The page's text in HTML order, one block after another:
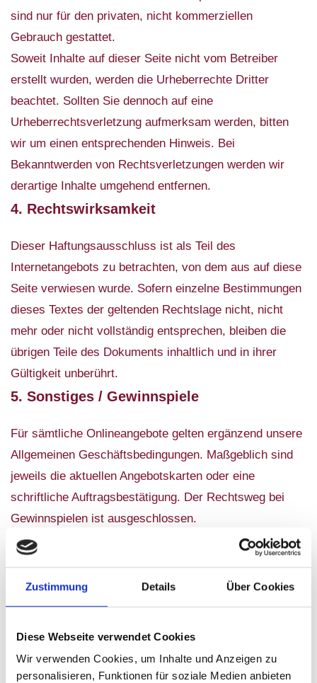
Zustimmung Details Über Cookies
Diese Webseite verwendet Cookies
Wir verwenden Cookies, um Inhalte und Anzeigen zu
personalisieren, Funktionen für soziale Medien anbieten
sind nur für den privaten, nicht kommerziellen
Gebrauch gestattet.
Soweit Inhalte auf dieser Seite nicht vom Betreiber
erstellt wurden, werden die Urheberrechte Dritter
beachtet. Sollten Sie dennoch auf eine
Urheberrechtsverletzung aufmerksam werden, bitten
wir um einen entsprechenden Hinweis. Bei
Bekanntwerden von Rechtsverletzungen werden wir
derartige Inhalte umgehend entfernen.
4. Rechtswirksamkeit
Dieser Haftungsausschluss ist als Teil des
Internetangebots zu betrachten, von dem aus auf diese
Seite verwiesen wurde. Sofern einzelne Bestimmungen
dieses Textes der geltenden Rechtslage nicht, nicht
mehr oder nicht vollständig entsprechen, bleiben die
übrigen Teile des Dokuments inhaltlich und in ihrer
Gültigkeit unberührt.
5. Sonstiges / Gewinnspiele
Für sämtliche Onlineangebote gelten ergänzend unsere
Allgemeinen Geschäftsbedingungen. Maßgeblich sind
jeweils die aktuellen Angebotskarten oder eine
schriftliche Auftragsbestätigung. Der Rechtsweg bei
Gewinnspielen ist ausgeschlossen.
Datenschutzerklärung
1. Verantwortlicher
Schwartzestraße 1–3, 04229 Leipzig